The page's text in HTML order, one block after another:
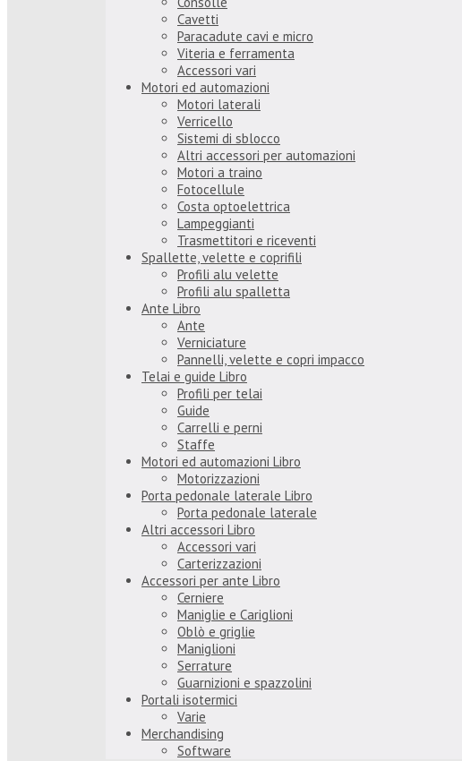
Cavetti
Paracadute cavi e micro
Viteria e ferramenta
Accessori vari
Motori ed automazioni
Motori laterali
Verricello
Sistemi di sblocco
Altri accessori per automazioni
Motori a traino
Fotocellule
Costa optoelettrica
Lampeggianti
Trasmettitori e riceventi
Spallette, velette e coprifili
Profili alu velette
Profili alu spalletta
Ante Libro
Ante
Verniciature
Pannelli, velette e copri impacco
Telai e guide Libro
Profili per telai
Guide
Carrelli e perni
Staffe
Motori ed automazioni Libro
Motorizzazioni
Porta pedonale laterale Libro
Porta pedonale laterale
Altri accessori Libro
Accessori vari
Carterizzazioni
Accessori per ante Libro
Cerniere
Maniglie e Cariglioni
Oblò e griglie
Maniglioni
Serrature
Guarnizioni e spazzolini
Portali isotermici
Varie
Merchandising
Software